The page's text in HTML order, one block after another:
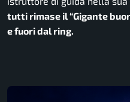
tutti rimase il “Gigante
e fuori dal ring.